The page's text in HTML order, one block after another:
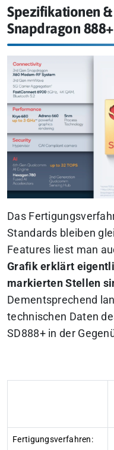
Spezifikationen
Snapdragon 888+
Das
Standards bleiben
Features liest man
Grafik erklärt
markierten Stellen
Dementsprechend
technischen Daten
SD888+ in der
Fertigungsverfahren: